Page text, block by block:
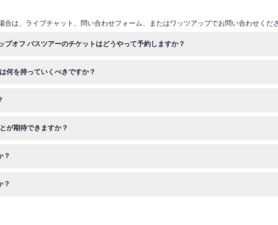
は、ライブチャット、問い合わせフォーム、またはワッツアップでお問い合わせくださ
オフ バスツアーのチケットはどうやって予約しますか？
何を持っていくべきですか？
が期待できますか？
？
？